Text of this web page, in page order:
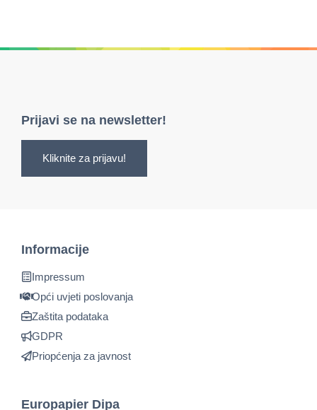
Prijavi se na newsletter!
Kliknite za prijavu!
Informacije
Impressum
Opći uvjeti poslovanja
Zaštita podataka
GDPR
Priopćenja za javnost
Europapier Dipa